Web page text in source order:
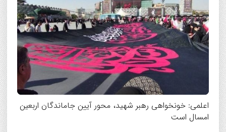
اعلمی: خونخواهی رهبر شهید، محور آیین جاماندگان اربعین
امسال است